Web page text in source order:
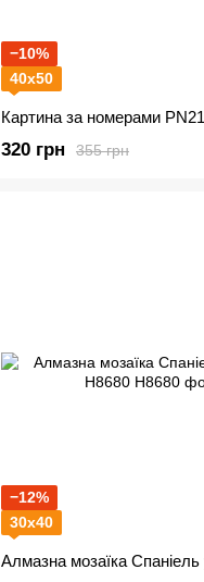
−10%
40х50
Картина за номерами
355 грн
320 грн
−12%
30х40